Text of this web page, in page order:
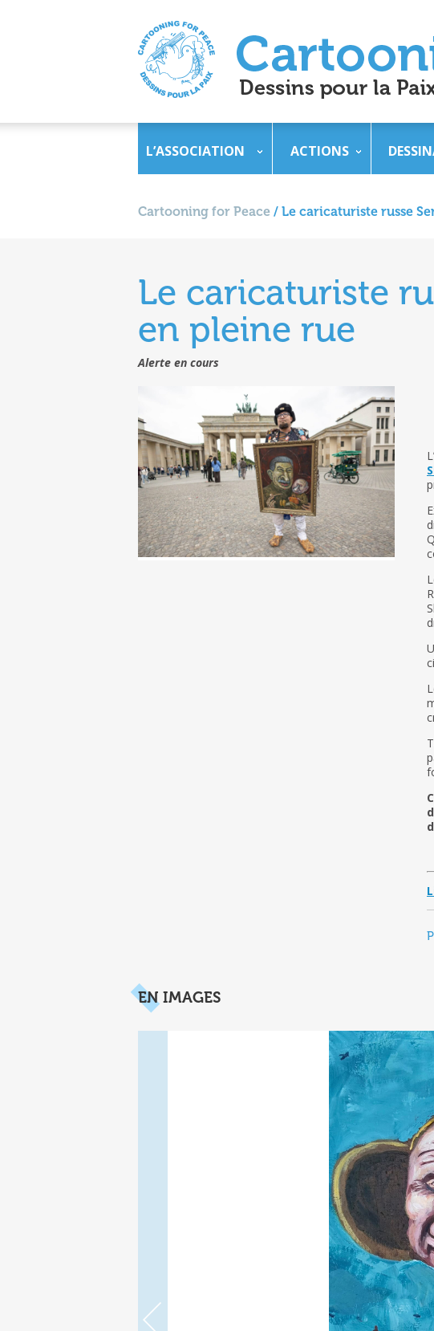
L’ASSOCIATION ACTIONS
Cartooning for Peace / Le caricaturiste russe
Le caricaturiste
en pleine rue
Alerte en cours
EN IMAGES